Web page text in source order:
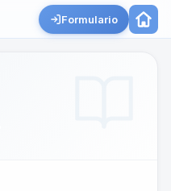
Formulario